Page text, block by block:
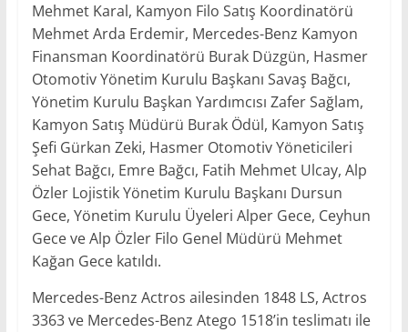
Mehmet Karal, Kamyon Filo Satış Koordinatörü
Mehmet Arda Erdemir, Mercedes-Benz Kamyon
Finansman Koordinatörü Burak Düzgün, Hasmer
Otomotiv Yönetim Kurulu Başkanı Savaş Bağcı,
Yönetim Kurulu Başkan Yardımcısı Zafer Sağlam,
Kamyon Satış Müdürü Burak Ödül, Kamyon Satış
Şefi Gürkan Zeki, Hasmer Otomotiv Yöneticileri
Sehat Bağcı, Emre Bağcı, Fatih Mehmet Ulcay, Alp
Özler Lojistik Yönetim Kurulu Başkanı Dursun
Gece, Yönetim Kurulu Üyeleri Alper Gece, Ceyhun
Gece ve Alp Özler Filo Genel Müdürü Mehmet
Kağan Gece katıldı.
Mercedes-Benz Actros ailesinden 1848 LS, Actros
3363 ve Mercedes-Benz Atego 1518’in teslimatı ile